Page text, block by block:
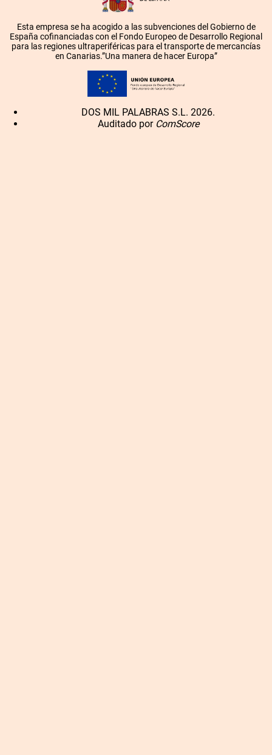
Esta empresa se ha acogido a las subvenciones del Gobierno de
España cofinanciadas con el Fondo Europeo de Desarrollo Regional
para las regiones ultraperiféricas para el transporte de mercancías
en Canarias.”Una manera de hacer Europa”
DOS MIL PALABRAS S.L. 2026.
Auditado por ComScore